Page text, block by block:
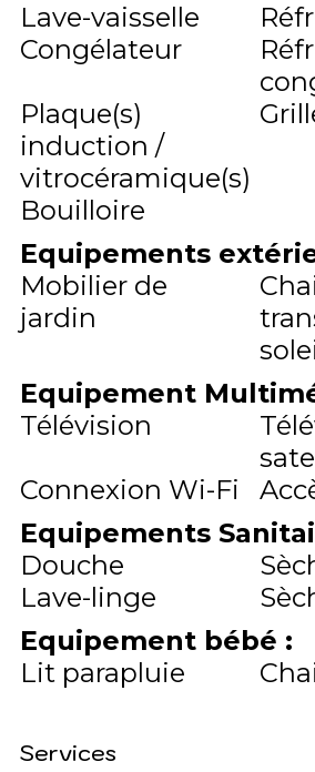
Lave-vaisselle
Congélateur
Plaque(s)
induction /
vitrocéramique(s)
Bouilloire
Equipements
Mobilier de
jardin
Equipement
Télévision
Connexion Wi-Fi
Equipements
Douche
Lave-linge
Equipement bébé :
Lit parapluie
Services